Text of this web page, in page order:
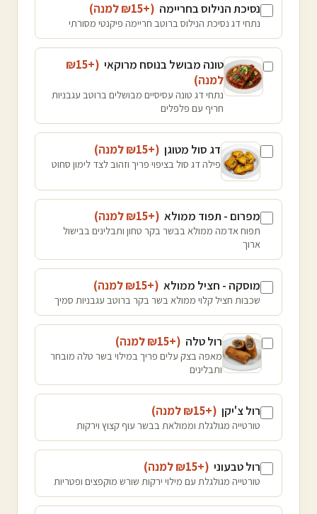
נסיכת הנילוס בחריימה (+₪
15 למנה)
נתחי דג נסיכת הנילוס ברוטב חריימה פיקנטי מסורתי
טונה מבושל בנוסח מרוקאי (+₪
15
למנה)
נתחי דג טונה עסיסיים מבושלים ברוטב עגבניות
חריף עם פלפלים
דג סול מטוגן (+₪
15 למנה)
פילה דג סול בציפוי פריך וזהוב לצד לימון סחוט
מפרום - תפוד ממולא (+₪
15 למנה)
תפוח אדמה ממולא בבשר בקר טחון ותבלינים בבישול
ארוך
מוסקה - חציל ממולא (+₪
15 למנה)
שכבות חציל קלוי ממולא בשר בקר ברוטב עגבניות סמיך
רול טלה (+₪
15 למנה)
מאפה בצק עלים פריך במילוי בשר טלה מובחר
ותבלינים
רול צ'יקן (+₪
15 למנה)
טורטייה מגולגלת וממולאת בבשר עוף קצוץ וירקות
רול טבעוני (+₪
15 למנה)
טורטייה מגולגלת עם מילוי ירקות שורש מוקפצים ופטריות